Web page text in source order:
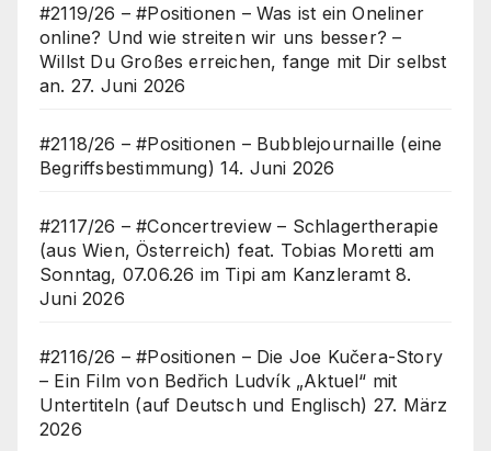
#2119/26 – #Positionen – Was ist ein Oneliner
online? Und wie streiten wir uns besser? –
Willst Du Großes erreichen, fange mit Dir selbst
an. 27. Juni 2026
#2118/26 – #Positionen – Bubblejournaille (eine
Begriffsbestimmung) 14. Juni 2026
#2117/26 – #Concertreview – Schlagertherapie
(aus Wien, Österreich) feat. Tobias Moretti am
Sonntag, 07.06.26 im Tipi am Kanzleramt 8.
Juni 2026
#2116/26 – #Positionen – Die Joe Kučera-Story
– Ein Film von Bedřich Ludvík „Aktuel“ mit
Untertiteln (auf Deutsch und Englisch) 27. März
2026